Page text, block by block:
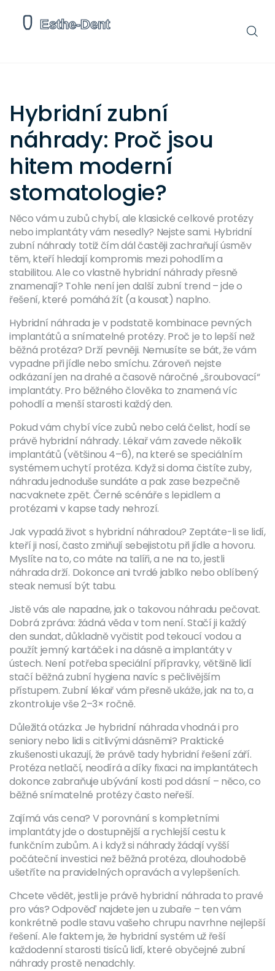
Hybridní zubní
náhrady: Proč jsou
hitem moderní
stomatologie?
Něco vám u zubů chybí, ale klasické celkové protézy
nebo implantáty vám nesedly? Nejste sami. Hybridní
zubní náhrady totiž čím dál častěji zachraňují úsměv
těm, kteří hledají kompromis mezi pohodlím a
stabilitou. Ale co vlastně hybridní náhrady přesně
znamenají? Tohle není jen další zubní trend – jde o
řešení, které pomáhá žít (a kousat) naplno.
Hybridní náhrada je v podstatě kombinace pevných
implantátů a snímatelné protézy. Proč je to lepší než
běžná protéza? Drží pevněji. Nemusíte se bát, že vám
vypadne při jídle nebo smíchu. Zároveň nejste
odkázaní jen na drahé a časově náročné „šroubovací“
implantáty. Pro běžného člověka to znamená víc
pohodlí a menší starosti každý den.
Pokud vám chybí více zubů nebo celá čelist, hodí se
právě hybridní náhrady. Lékař vám zavede několik
implantátů (většinou 4–6), na které se speciálním
systémem uchytí protéza. Když si doma čistíte zuby,
náhradu jednoduše sundáte a pak zase bezpečně
nacvaknete zpět. Černé scénáře s lepidlem a
protézami v kapse tady nehrozí.
Jak vypadá život s hybridní náhradou? Zeptáte-li se lidí,
kteří ji nosí, často zmiňují sebejistotu při jídle a hovoru.
Myslíte na to, co máte na talíři, a ne na to, jestli
náhrada drží. Dokonce ani tvrdé jablko nebo oblíbený
steak nemusí být tabu.
Jistě vás ale napadne, jak o takovou náhradu pečovat.
Dobrá zpráva: žádná věda v tom není. Stačí ji každý
den sundat, důkladně vyčistit pod tekoucí vodou a
použít jemný kartáček i na dásně a implantáty v
ústech. Není potřeba speciální přípravky, většině lidí
stačí běžná zubní hygiena navíc s pečlivějším
přístupem. Zubní lékař vám přesně ukáže, jak na to, a
zkontroluje vše 2–3× ročně.
Důležitá otázka: Je hybridní náhrada vhodná i pro
seniory nebo lidi s citlivými dásněmi? Praktické
zkušenosti ukazují, že právě tady hybridní řešení září.
Protéza netlačí, neodírá a díky fixaci na implantátech
dokonce zabraňuje ubývání kosti pod dásní – něco, co
běžné snímatelné protézy často neřeší.
Zajímá vás cena? V porovnání s kompletními
implantáty jde o dostupnější a rychlejší cestu k
funkčním zubům. A i když si náhrady žádají vyšší
počáteční investici než běžná protéza, dlouhodobě
ušetříte na pravidelných opravách a vylepšeních.
Chcete vědět, jestli je právě hybridní náhrada to pravé
pro vás? Odpověď najdete jen u zubaře – ten vám
konkrétně podle stavu vašeho chrupu navrhne nejlepší
řešení. Ale faktem je, že hybridní systém už řeší
každodenní starosti tisíců lidí, které obyčejné zubní
náhrady prostě nenadchly.